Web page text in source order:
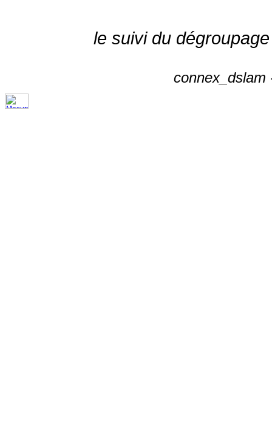
le suivi du
connex_dslam